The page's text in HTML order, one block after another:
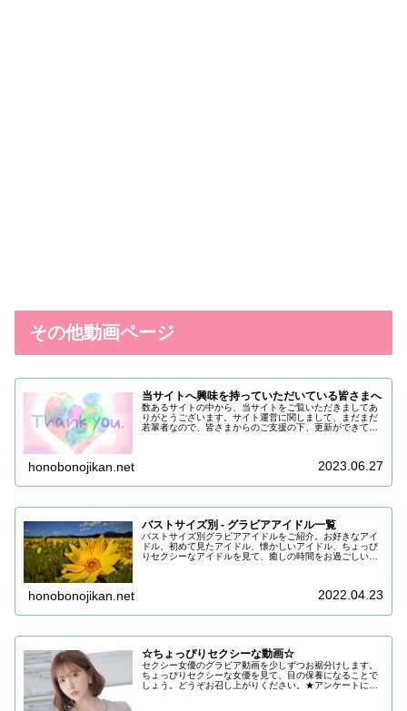
その他動画ページ
当サイトへ興味を持っていただいている皆さまへ
数あるサイトの中から、当サイトをご覧いただきましてあ
りがとうございます。サイト運営に関しまして、まだまだ
若輩者なので、皆さまからのご支援の下、更新ができてい
honobonojikan.net 2023.06.27
バストサイズ別 - グラビアアイドル一覧
バストサイズ別グラビアアイドルをご紹介。お好きなアイ
ドル、初めて見たアイドル、懐かしいアイドル、ちょっぴ
りセクシーなアイドルを見て、癒しの時間をお過ごしいた
honobonojikan.net 2022.04.23
☆ちょっぴりセクシーな動画☆
セクシー女優のグラビア動画を少しずつお裾分けします。
ちょっぴりセクシーな女優を見て、目の保養になることで
しょう。どうぞお召し上がりください。★アンケートにご